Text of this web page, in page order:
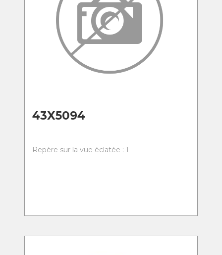
43X5094
Repère sur la vue éclatée : 1